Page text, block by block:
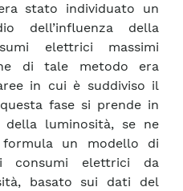
stato individuato un
dell’influenza della
elettrici massimi
di tale metodo era
in cui è suddiviso il
fase si prende in
della luminosità, se ne
un modello di
consumi elettrici da
basato sui dati del